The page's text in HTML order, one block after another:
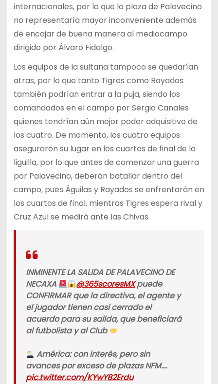
internacionales, por lo que la plaza de Palavecino
no representaría mayor inconveniente además
de encajar de buena manera al mediocampo
dirigido por Álvaro Fidalgo.
Los equipos de la sultana tampoco se quedarían
atras, por lo que tanto Tigres como Rayados
también podrían entrar a la puja, siendo los
comandados en el campo por Sergio Canales
quienes tendrían aún mejor poder adquisitivo de
los cuatro. De momento, los cuatro equipos
aseguraron su lugar en los cuartos de final de la
liguilla, por lo que antes de comenzar una guerra
por Palavecino, deberán batallar dentro del
campo, pues Águilas y Rayados se enfrentarán en
los cuartos de final, mientras Tigres espera rival y
Cruz Azul se medirá ante las Chivas.
INMINENTE LA SALIDA DE PALAVECINO DE
NECAXA
@365scoresMXpuede
CONFIRMAR que la directiva, el agente y
el jugador tienen casi cerrado el
acuerdo para su salida, que beneficiará
al futbolista y al Club
América: con interés, pero sin
avances por exceso de plazas NFM.…
pic.twitter.com/KYwY82Erdu